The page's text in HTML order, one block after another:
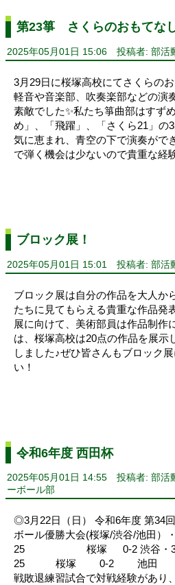
第23箏 さくらのおもてな
2025年05月01日 15:06 投稿者: 部活
3月29日に桜塚高校にてさくらの
軽音や音楽部、吹奏楽部などの演
素敵でした✨私たち箏曲部はすず
め」、「飛躍」、「さくら21」の
気に恵まれ、青空の下で演奏がで
で弾く機会は少ないので貴重な経
ブロック展！
2025年05月01日 15:01 投稿者: 部活
ブロック展は自分の作品を大人か
たちに見てもらえる貴重な作品発
展に向けて、美術部員は作品制作
は、桜塚高校は20点の作品を展示
しました♪ぜひ皆さんもブロック
い！
令和6年度 西田杯
2025年05月01日 14:55 投稿者: 部活
ーボール部
◎3月22日（日） 令和6年度 第34
ボール優勝大会(桜塚/渋谷/
25 桜塚 0-2 渋谷・
25 桜塚 0-2 池
戦敗退練習試合で対戦経験があり